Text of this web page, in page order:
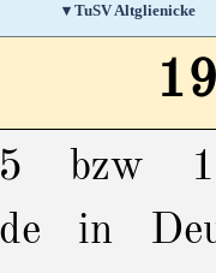
▼
▾ TuSV Altglienicke
bzw
in